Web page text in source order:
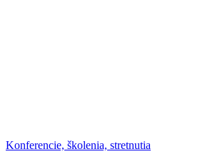
Konferencie, školenia, stretnutia